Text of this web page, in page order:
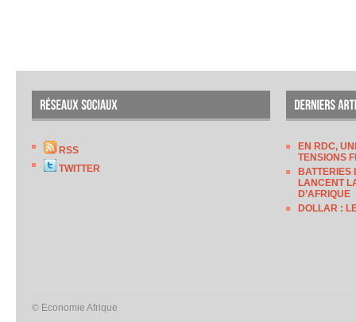
RSS
TWITTER
EN RDC,
TENSIONS
BATTERIES
LANCENT
D’AFRIQUE
DOLLAR :
© Economie Afrique